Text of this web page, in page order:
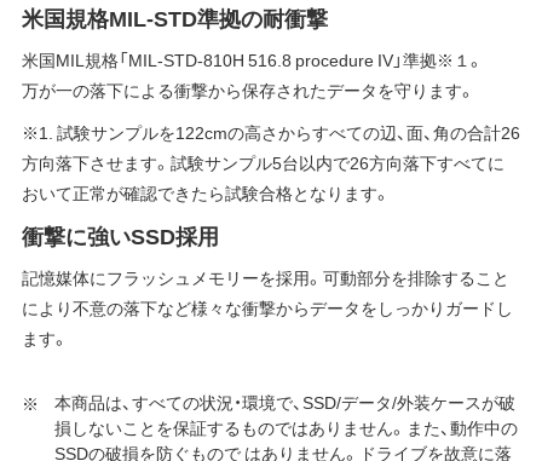
米国規格MIL-STD準拠の耐衝撃
米国MIL規格「MIL-STD-810H 516.8 procedure IV」準拠※１。
万が一の落下による衝撃から保存されたデータを守ります。
※1. 試験サンプルを122cmの高さからすべての辺、面、角の合計26
方向落下させます。試験サンプル5台以内で26方向落下すべてに
おいて正常が確認できたら試験合格となります。
衝撃に強いSSD採用
記憶媒体にフラッシュメモリーを採用。可動部分を排除すること
により不意の落下など様々な衝撃からデータをしっかりガードし
ます。
本商品は、すべての状況・環境で、SSD/データ/外装ケースが破
損しないことを保証するものではありません。また、動作中の
SSDの破損を防ぐもので はありません。ドライブを故意に落